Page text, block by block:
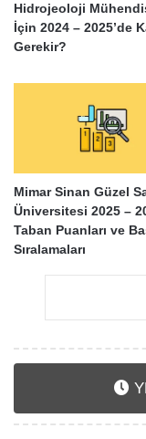
Hidrojeoloji
İçin 2024 – 2025’de
Gerekir?
Mimar Sinan Güzel
Üniversitesi 2025 –
Taban Puanları ve
Sıralamaları